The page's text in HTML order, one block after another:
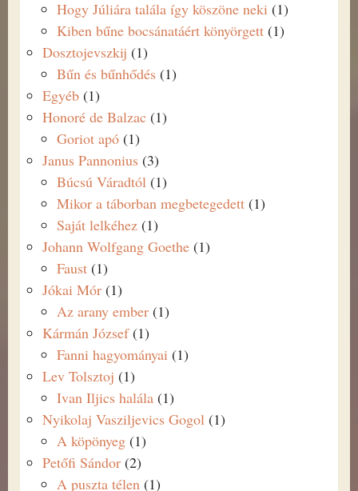
Hogy Júliára talála így köszöne neki (1)
Kiben bűne bocsánatáért könyörgett (1)
Dosztojevszkij (1)
Bűn és bűnhődés (1)
Egyéb (1)
Honoré de Balzac (1)
Goriot apó (1)
Janus Pannonius (3)
Búcsú Váradtól (1)
Mikor a táborban megbetegedett (1)
Saját lelkéhez (1)
Johann Wolfgang Goethe (1)
Faust (1)
Jókai Mór (1)
Az arany ember (1)
Kármán József(1)
Fanni hagyományai (1)
Lev Tolsztoj (1)
Ivan Iljics halála (1)
Nyikolaj Vasziljevics Gogol (1)
A köpönyeg (1)
Petőfi Sándor (2)
A puszta télen (1)